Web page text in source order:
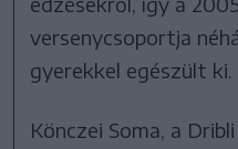
versenycsoportja
gyerekkel egészült ki.
Könczei Soma, a